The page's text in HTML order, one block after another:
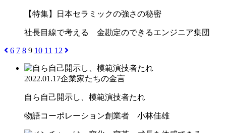
【特集】日本セラミックの強さの秘密
社長目線で考える 金勘定のできるエンジニア集団
6 7 8 9 10 11 12
2022.01.17企業家たちの金言
自ら自己開示し、模範演技者たれ
物語コーポレーション創業者 小林佳雄